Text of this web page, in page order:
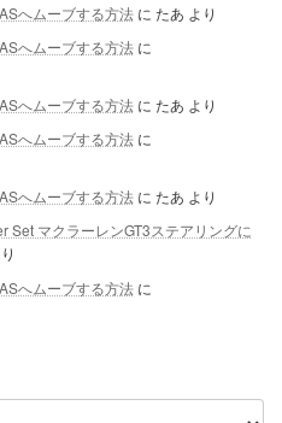
へムーブする方法に たあ より
へムーブする方法に
へムーブする方法に たあ より
へムーブする方法に
へムーブする方法に たあ より
Set マクラーレンGT3ステアリングに
へムーブする方法に